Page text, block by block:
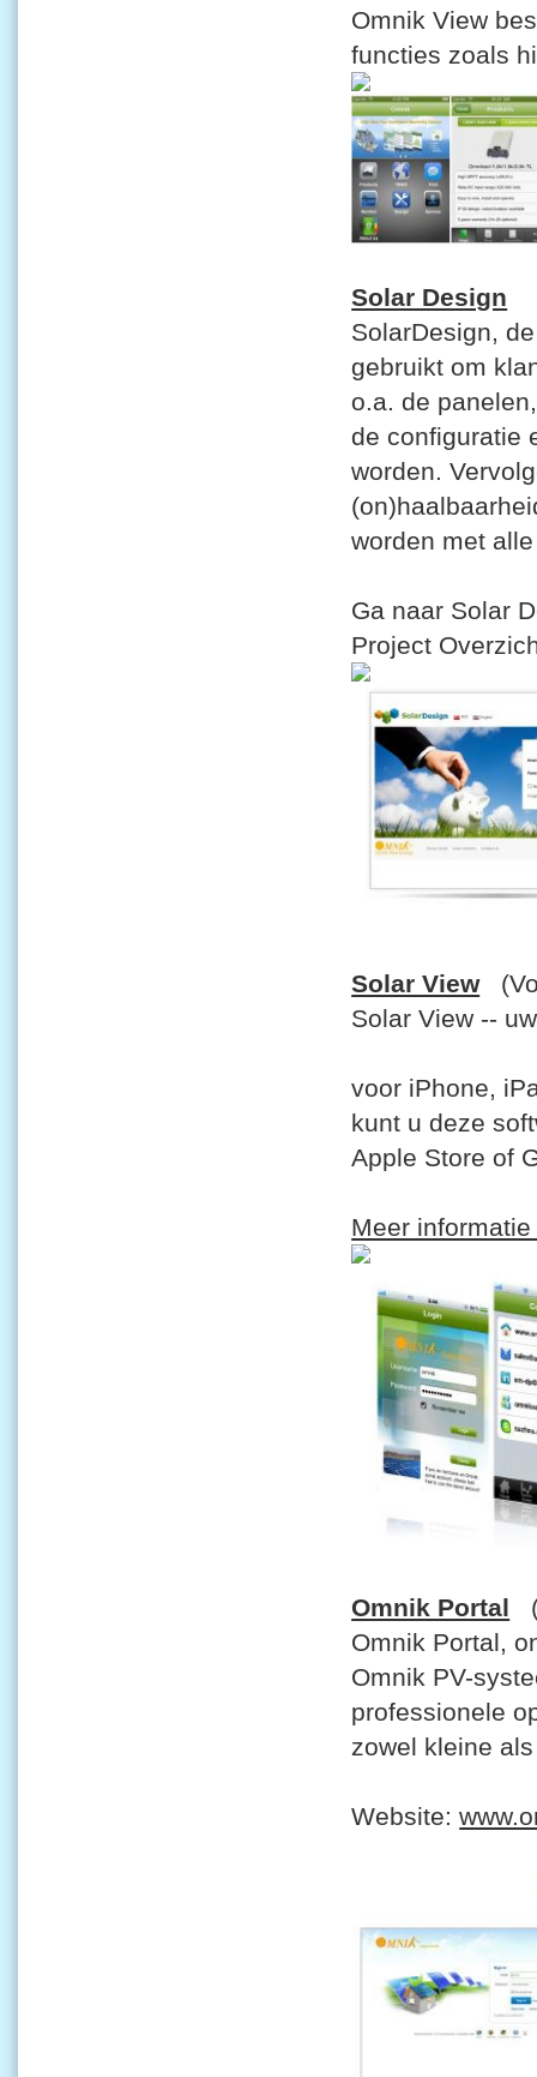
Omnik View
functies zoals
Solar Design
SolarDesign,
gebruikt om
o.a. de
de configuratie
worden.
worden met
Ga naar Solar
Project
Solar View
Solar View --
voor iPhone,
kunt u deze
Apple Store of
Meer informatie
Omnik Portal
Omnik Portal,
Omnik PV-
professionele
zowel kleine
Website: